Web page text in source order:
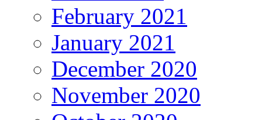
February 2021
January 2021
December 2020
November 2020